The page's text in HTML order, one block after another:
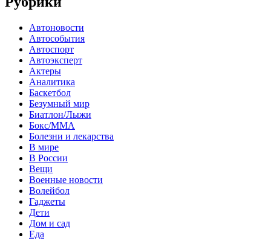
Автоновости
Автособытия
Автоспорт
Автоэксперт
Актеры
Аналитика
Баскетбол
Безумный мир
Биатлон/Лыжи
Бокс/MMA
Болезни и лекарства
В мире
В России
Вещи
Военные новости
Волейбол
Гаджеты
Дети
Дом и сад
Еда